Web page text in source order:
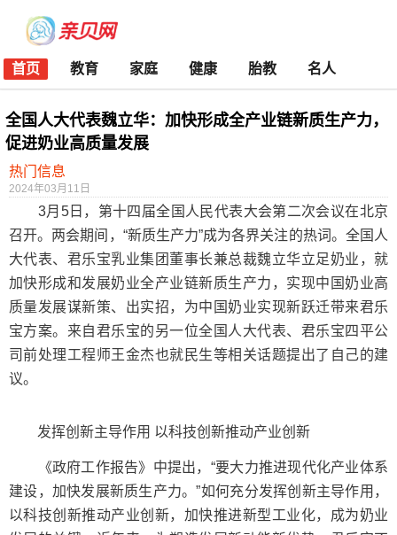
首页 教育 家庭 健康 胎教 名人
全国人大代表魏立华：加快形成全产业链新质生产力，
促进奶业高质量发展
热门信息
2024年03月11日
3月5日，第十四届全国人民代表大会第二次会议在北京
召开。两会期间，“新质生产力”成为各界关注的热词。全国人
大代表、君乐宝乳业集团董事长兼总裁魏立华立足奶业，就
加快形成和发展奶业全产业链新质生产力，实现中国奶业高
质量发展谋新策、出实招，为中国奶业实现新跃迁带来君乐
宝方案。来自君乐宝的另一位全国人大代表、君乐宝四平公
司前处理工程师王金杰也就民生等相关话题提出了自己的建
议。
发挥创新主导作用 以科技创新推动产业创新
《政府工作报告》中提出，“要大力推进现代化产业体系
建设，加快发展新质生产力。”如何充分发挥创新主导作用，
以科技创新推动产业创新，加快推进新型工业化，成为奶业